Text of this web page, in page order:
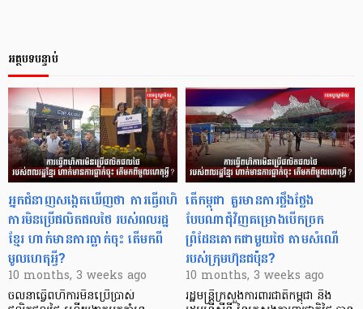
អត្ថបទបន្ទាប់
អ្នកជំនាញសង្កេតឃើញថា ការធ្វើពហិ
ការមិនប្រើផលិតផលថៃ របស់ពលរដ្ឋ
ខ្មែរ ហាក់មានការធ្លាក់ចុះ តើមកពី
មូលហេតុអ្វី?
10 months, 3 weeks ago
ចលនាធ្វើពហិការមិនប្រើប្រាស់
តើកម្ពុជា គួរមានការថ្លឹងថ្លែង
បែបណាជុំវិញគម្រោងបើកច្រក
ព្រំដែនគោកជាមួយថៃ តាមសំណើ
របស់ក្រុមហ៊ុនជប៉ុន?
10 months, 3 weeks ago
រដ្ឋមន្រ្តីក្រសួងការពារជាតិកម្ពុជា និង